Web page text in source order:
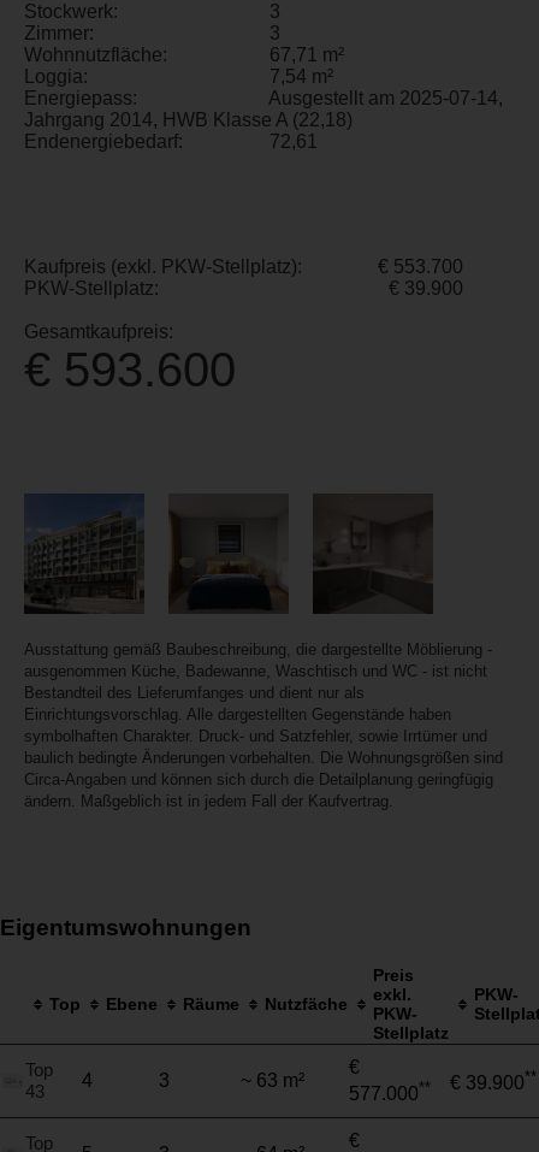
Stockwerk:
3
Zimmer:
3
Wohnnutzfläche:
67,71 m²
Loggia:
7,54 m²
Energiepass:
Ausgestellt am 2025-07-14,
Jahrgang 2014, HWB Klasse A (22,18)
Endenergiebedarf:
72,61
Kaufpreis (exkl. PKW-Stellplatz):
€ 553.700
PKW-Stellplatz:
€ 39.900
Gesamtkaufpreis:
€ 593.600
Ausstattung gemäß Baubeschreibung, die dargestellte Möblierung -
ausgenommen Küche, Badewanne, Waschtisch und WC - ist nicht
Bestandteil des Lieferumfanges und dient nur als
Einrichtungsvorschlag. Alle dargestellten Gegenstände haben
symbolhaften Charakter. Druck- und Satzfehler, sowie Irrtümer und
baulich bedingte Änderungen vorbehalten. Die Wohnungsgrößen sind
Circa-Angaben und können sich durch die Detailplanung geringfügig
ändern. Maßgeblich ist in jedem Fall der Kaufvertrag.
Eigentumswohnungen
Top Ebene Räume Nutzfäche
Preis
exkl.
PKW-
Stellplatz
PKW-
Top
43
4 3 ~ 63 m²
€
577.000** € 39.900**
Top €